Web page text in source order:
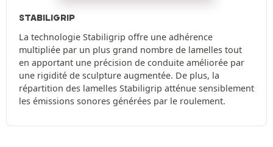
STABILIGRIP
La technologie Stabiligrip offre une adhérence
multipliée par un plus grand nombre de lamelles tout
en apportant une précision de conduite améliorée par
une rigidité de sculpture augmentée. De plus, la
répartition des lamelles Stabiligrip atténue sensiblement
les émissions sonores générées par le roulement.